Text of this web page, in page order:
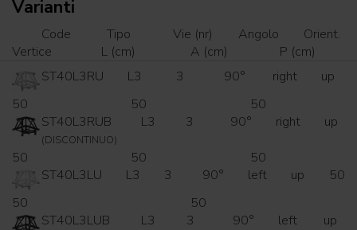
Varianti
Code Tipo Vie (nr) Angolo
Orient.
Vertice
L (cm) A (cm)
P (cm)
ST40L3RU
L3 3 90° right
up
50
50
50
ST40L3RUB
(DISCONTINUO)
L3 3 90° right up
50 50
50
ST40L3LU
L3 3 90° left up
50
50
50
ST40L3LUB
L3 3 90° left up